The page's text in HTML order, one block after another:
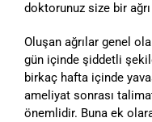
doktorunuz size bir
Oluşan ağrılar genel
gün içinde şiddetli
birkaç hafta içinde
ameliyat sonrası
önemlidir. Buna ek